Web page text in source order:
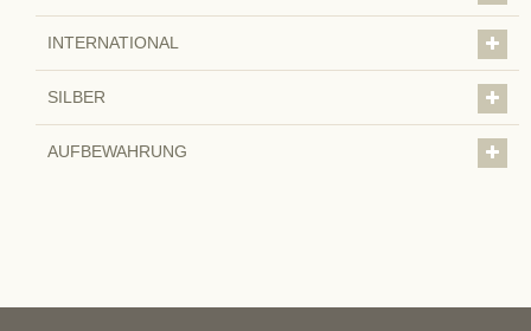
INTERNATIONAL
SILBER
AUFBEWAHRUNG